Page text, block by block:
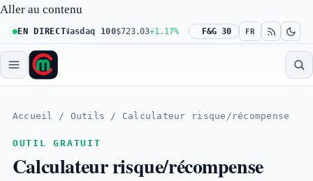
Aller au contenu
EN DIRECT
+0.61% Nasdaq 100$723.03+1.17% Dow 30 $539.62+0.27%
F&G 30 FR
Accueil / Outils / Calculateur risque/récompense
OUTIL GRATUIT
Calculateur risque/récompense